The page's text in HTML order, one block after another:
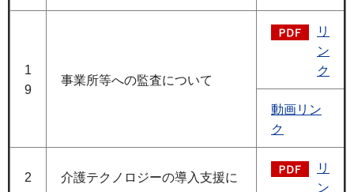
1
9
事業所等への監査について
リ
ン
ク
動画リン
ク
2
介護テクノロジーの導入支援に
リ
ン